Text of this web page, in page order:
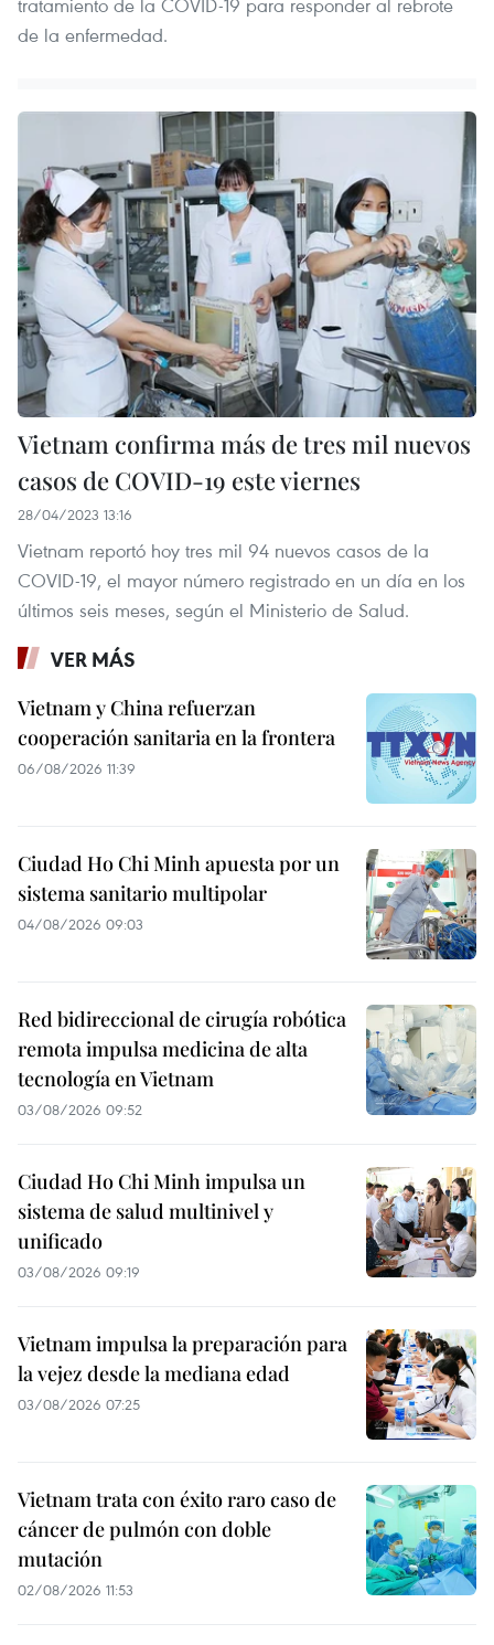
de la enfermedad.
Vietnam confirma más de tres mil nuevos
casos de COVID-19 este viernes
28/04/2023 13:16
Vietnam reportó hoy tres mil 94 nuevos casos de la
COVID-19, el mayor número registrado en un día en los
últimos seis meses, según el Ministerio de Salud.
VER MÁS
Vietnam y China refuerzan
cooperación sanitaria en la frontera
06/08/2026 11:39
Ciudad Ho Chi Minh apuesta por un
sistema sanitario multipolar
04/08/2026 09:03
Red bidireccional de cirugía robótica
remota impulsa medicina de alta
tecnología en Vietnam
03/08/2026 09:52
Ciudad Ho Chi Minh impulsa un
sistema de salud multinivel y
unificado
03/08/2026 09:19
Vietnam impulsa la preparación para
la vejez desde la mediana edad
03/08/2026 07:25
Vietnam trata con éxito raro caso de
cáncer de pulmón con doble
mutación
02/08/2026 11:53